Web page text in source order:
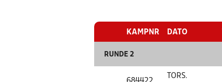
KAMPNR DATO
RUNDE 2
TORS.